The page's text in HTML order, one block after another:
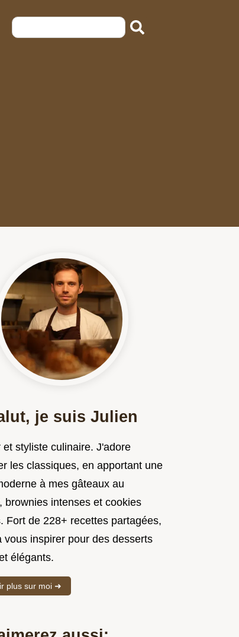
je suis Julien
et styliste culinaire. J'adore
les classiques, en apportant une
à mes gâteaux au
brownies intenses et cookies
Fort de 228+ recettes partagées,
vous inspirer pour des desserts
élégants.
plus sur moi ➜